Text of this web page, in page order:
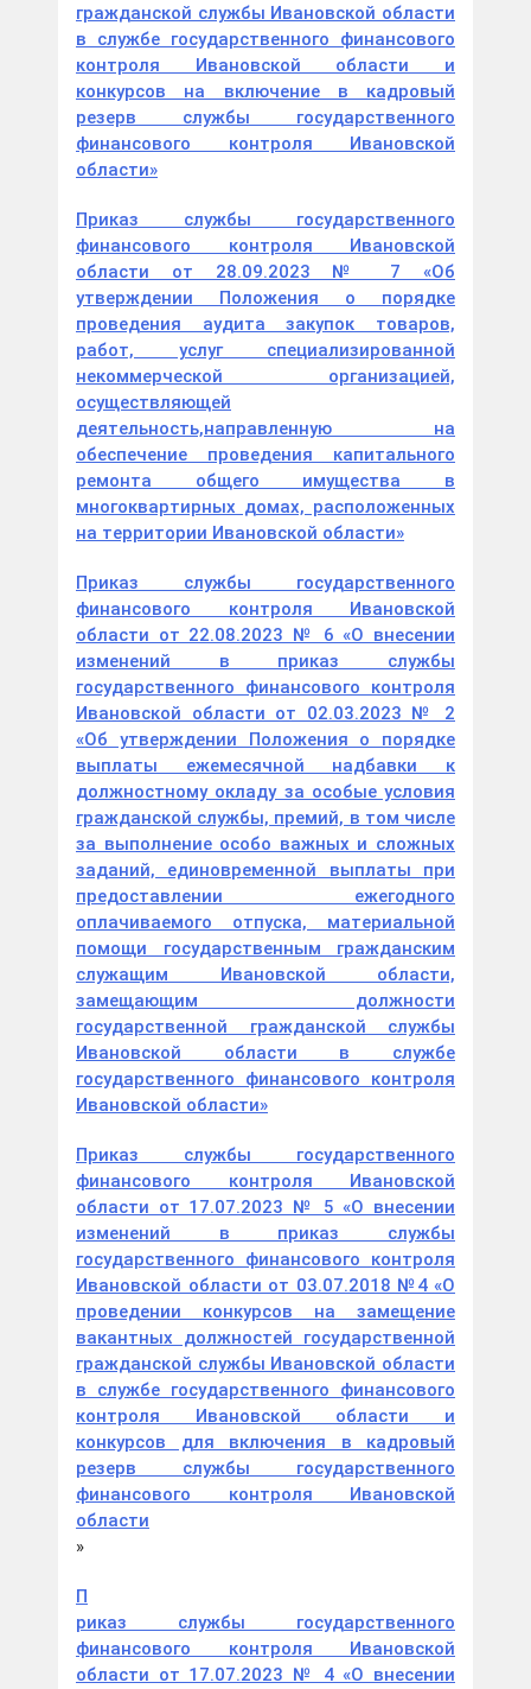
гражданской службы Ивановской области
в службе государственного финансового
контроля Ивановской области и
конкурсов на включение в кадровый
резерв службы государственного
финансового контроля Ивановской
области»
Приказ службы государственного
финансового контроля Ивановской
области от 28.09.2023 № 7 «Об
утверждении Положения о порядке
проведения аудита закупок товаров,
работ, услуг специализированной
некоммерческой организацией,
осуществляющей
деятельность,направленную на
обеспечение проведения капитального
ремонта общего имущества в
многоквартирных домах, расположенных
на территории Ивановской области»
Приказ службы государственного
финансового контроля Ивановской
области от 22.08.2023 № 6 «О внесении
изменений в приказ службы
государственного финансового контроля
Ивановской области от 02.03.2023 № 2
«Об утверждении Положения о порядке
выплаты ежемесячной надбавки к
должностному окладу за особые условия
гражданской службы, премий, в том числе
за выполнение особо важных и сложных
заданий, единовременной выплаты при
предоставлении ежегодного
оплачиваемого отпуска, материальной
помощи государственным гражданским
служащим Ивановской области,
замещающим должности
государственной гражданской службы
Ивановской области в службе
государственного финансового контроля
Ивановской области»
Приказ службы государственного
финансового контроля Ивановской
области от 17.07.2023 № 5 «О внесении
изменений в приказ службы
государственного финансового контроля
Ивановской области от 03.07.2018 №4 «О
проведении конкурсов на замещение
вакантных должностей государственной
гражданской службы Ивановской области
в службе государственного финансового
контроля Ивановской области и
конкурсов для включения в кадровый
резерв службы государственного
финансового контроля Ивановской
области
»
П
риказ службы государственного
финансового контроля Ивановской
области от 17.07.2023 № 4 «О внесении